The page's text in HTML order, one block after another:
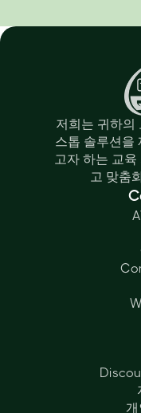
저희는 귀하의
스톱 솔루션을
고자 하는 교
고 맞춤